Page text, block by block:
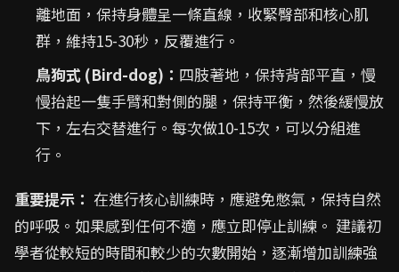
離地面，保持身體呈一條直線，收緊臀部和核心肌
群，維持15-30秒，反覆進行。
鳥狗式 (Bird-dog)： 四肢著地，保持背部平直，慢
慢抬起一隻手臂和對側的腿，保持平衡，然後緩慢放
下，左右交替進行。每次做10-15次，可以分組進
行。
重要提示： 在進行核心訓練時，應避免憋氣，保持自然
的呼吸。如果感到任何不適，應立即停止訓練。 建議初
學者從較短的時間和較少的次數開始，逐漸增加訓練強